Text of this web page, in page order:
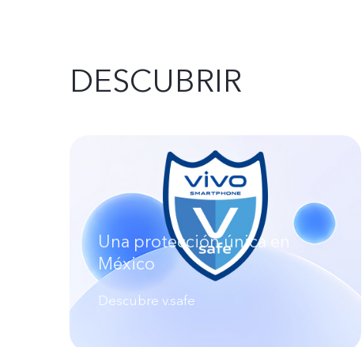
DESCUBRIR
Una protección única en
México
Descubre v.safe